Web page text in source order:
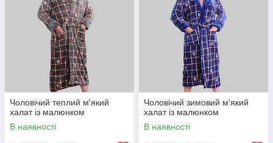
Чоловічий теплий м'який
халат із малюнком
В наявності
Чоловічий зимовий м'який
халат із малюнком
В наявності